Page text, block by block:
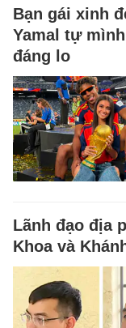
Bạn gái xinh
Yamal tự
đáng lo
Lãnh đạo địa
Khoa và